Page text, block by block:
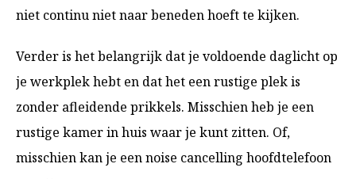
niet continu niet naar beneden hoeft te kijken.
Verder is het belangrijk dat je voldoende daglicht op
je werkplek hebt en dat het een rustige plek is
zonder afleidende prikkels. Misschien heb je een
rustige kamer in huis waar je kunt zitten. Of,
misschien kan je een noise cancelling hoofdtelefoon